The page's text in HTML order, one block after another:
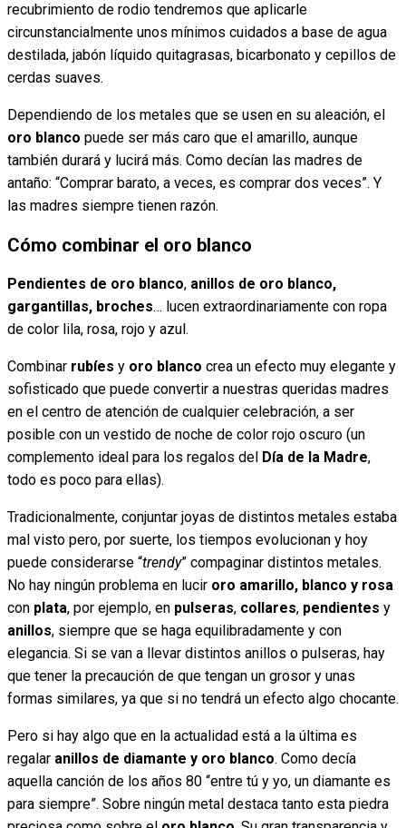
recubrimiento de rodio tendremos que aplicarle
circunstancialmente unos mínimos cuidados a base de agua
destilada, jabón líquido quitagrasas, bicarbonato y cepillos de
cerdas suaves.
Dependiendo de los metales que se usen en su aleación, el
oro blanco puede ser más caro que el amarillo, aunque
también durará y lucirá más. Como decían las madres de
antaño: “Comprar barato, a veces, es comprar dos veces”. Y
las madres siempre tienen razón.
Cómo combinar el oro blanco
Pendientes de oro blanco, anillos de oro blanco,
gargantillas, broches… lucen extraordinariamente con ropa
de color lila, rosa, rojo y azul.
Combinar rubíes y oro blanco crea un efecto muy elegante y
sofisticado que puede convertir a nuestras queridas madres
en el centro de atención de cualquier celebración, a ser
posible con un vestido de noche de color rojo oscuro (un
complemento ideal para los regalos del Día de la Madre,
todo es poco para ellas).
Tradicionalmente, conjuntar joyas de distintos metales estaba
mal visto pero, por suerte, los tiempos evolucionan y hoy
puede considerarse “trendy” compaginar distintos metales.
No hay ningún problema en lucir oro amarillo, blanco y rosa
con plata, por ejemplo, en pulseras, collares, pendientes y
anillos, siempre que se haga equilibradamente y con
elegancia. Si se van a llevar distintos anillos o pulseras, hay
que tener la precaución de que tengan un grosor y unas
formas similares, ya que si no tendrá un efecto algo chocante.
Pero si hay algo que en la actualidad está a la última es
regalar anillos de diamante y oro blanco. Como decía
aquella canción de los años 80 “entre tú y yo, un diamante es
para siempre”. Sobre ningún metal destaca tanto esta piedra